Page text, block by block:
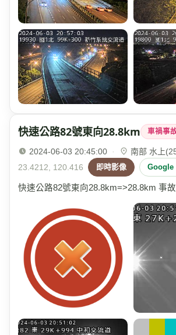
快速公路82號東向28.8km 車禍事
2024-06-03 20:45:00 · 南部 水上
23.4212, 120.416
即時影像 Google
快速公路82號東向28.8km=>28.8km 事故